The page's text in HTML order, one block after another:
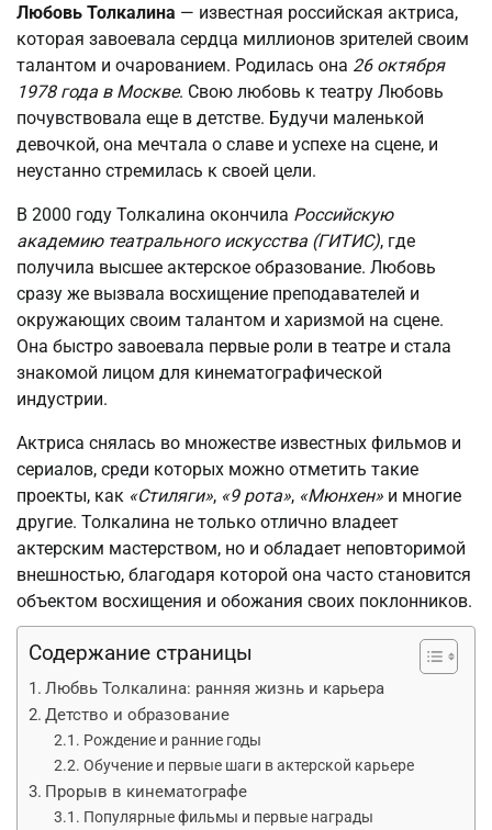
Любовь Толкалина — известная российская актриса,
которая завоевала сердца миллионов зрителей своим
талантом и очарованием. Родилась она 26 октября
1978 года в Москве. Свою любовь к театру Любовь
почувствовала еще в детстве. Будучи маленькой
девочкой, она мечтала о славе и успехе на сцене, и
неустанно стремилась к своей цели.
В 2000 году Толкалина окончила Российскую
академию театрального искусства (ГИТИС), где
получила высшее актерское образование. Любовь
сразу же вызвала восхищение преподавателей и
окружающих своим талантом и харизмой на сцене.
Она быстро завоевала первые роли в театре и стала
знакомой лицом для кинематографической
индустрии.
Актриса снялась во множестве известных фильмов и
сериалов, среди которых можно отметить такие
проекты, как «Стиляги», «9 рота», «Мюнхен» и многие
другие. Толкалина не только отлично владеет
актерским мастерством, но и обладает неповторимой
внешностью, благодаря которой она часто становится
объектом восхищения и обожания своих поклонников.
Содержание страницы
Любвь Толкалина: ранняя жизнь и карьера
Детство и образование
Рождение и ранние годы
Обучение и первые шаги в актерской карьере
Прорыв в кинематографе
Популярные фильмы и первые награды